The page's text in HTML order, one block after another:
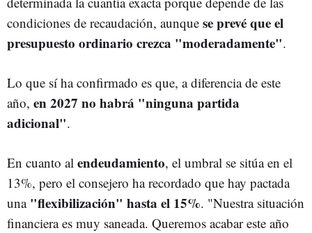
condiciones de recaudación, aunque se prevé que el
presupuesto ordinario crezca "moderadamente".
Lo que sí ha confirmado es que, a diferencia de este
año, en 2027 no habrá "ninguna partida
adicional".
En cuanto al endeudamiento, el umbral se sitúa en el
13%, pero el consejero ha recordado que hay pactada
una"flexibilización" hasta el 15%. "Nuestra situación
financiera es muy saneada. Queremos acabar este año